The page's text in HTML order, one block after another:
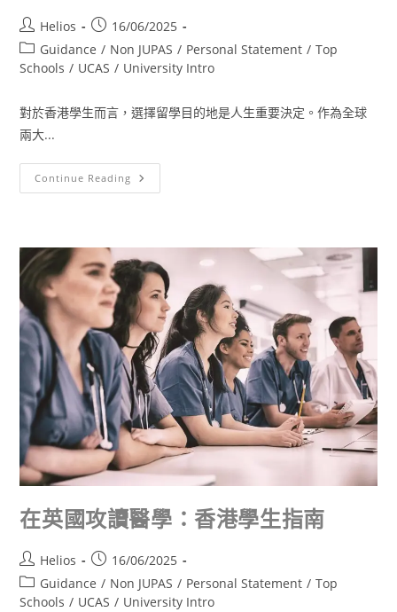
Helios
16/06/2025
Guidance / Non JUPAS / Personal Statement / Top
Schools / UCAS / University Intro
對於香港學生而言，選擇留學目的地是人生重要決定。作為全球
兩大...
Continue Reading
在英國攻讀醫學：香港學生指南
Helios
16/06/2025
Guidance / Non JUPAS / Personal Statement / Top
Schools / UCAS / University Intro